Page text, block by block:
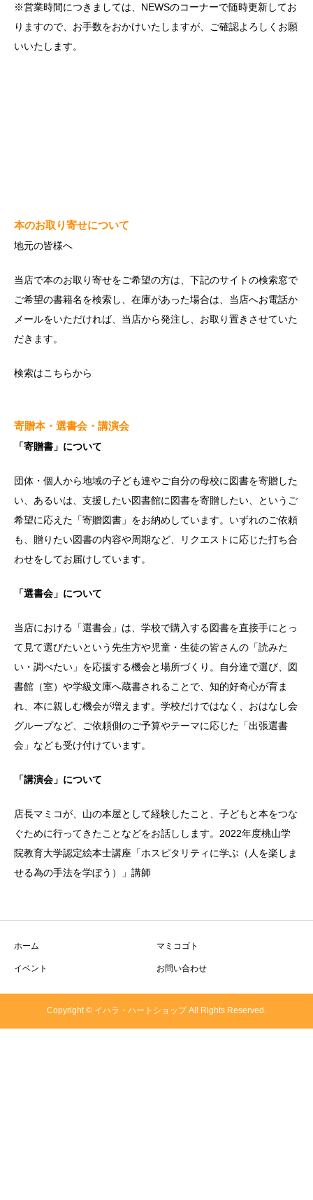
※営業時間につきましては、NEWSのコーナーで随時更新してお
りますので、お手数をおかけいたしますが、ご確認よろしくお願
いいたします。
本のお取り寄せについて
地元の皆様へ
当店で本のお取り寄せをご希望の方は、下記のサイトの検索窓で
ご希望の書籍名を検索し、在庫があった場合は、当店へお電話か
メールをいただければ、当店から発注し、お取り置きさせていた
だきます。
検索はこちらから
寄贈本・選書会・講演会
「寄贈書」について
団体・個人から地域の子ども達やご自分の母校に図書を寄贈した
い、あるいは、支援したい図書館に図書を寄贈したい、というご
希望に応えた「寄贈図書」をお納めしています。いずれのご依頼
も、贈りたい図書の内容や周期など、リクエストに応じた打ち合
わせをしてお届けしています。
「選書会」について
当店における「選書会」は、学校で購入する図書を直接手にとっ
て見て選びたいという先生方や児童・生徒の皆さんの「読みた
い・調べたい」を応援する機会と場所づくり。自分達で選び、図
書館（室）や学級文庫へ蔵書されることで、知的好奇心が育ま
れ、本に親しむ機会が増えます。学校だけではなく、おはなし会
グループなど、ご依頼側のご予算やテーマに応じた「出張選書
会」なども受け付けています。
「講演会」について
店長マミコが、山の本屋として経験したこと、子どもと本をつな
ぐために行ってきたことなどをお話しします。2022年度桃山学
院教育大学認定絵本士講座「ホスピタリティに学ぶ（人を楽しま
せる為の手法を学ぼう）」講師
ホーム マミコゴト
イベント お問い合わせ
Copyright © イハラ・ハートショップ All Rights Reserved.